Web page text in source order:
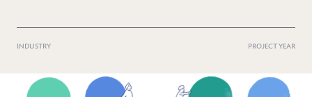
INDUSTRY PROJECT YEAR